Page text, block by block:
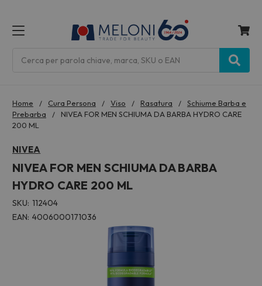
Home Cura Persona Viso Rasatura
Schiume Barba e
Prebarba
NIVEA FOR MEN SCHIUMA DA BARBA HYDRO CARE
200 ML
NIVEA
NIVEA FOR MEN SCHIUMA DA BARBA
HYDRO CARE 200 ML
SKU: 112404
EAN: 4006000171036